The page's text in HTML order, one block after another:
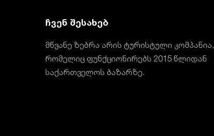
ჩვენ შესახებ
მწვანე ზებრა არის ტურისტული კომპანია,
რომელიც ფუნქციონირებს 2015 წლიდან
საქართველოს ბაზარზე.